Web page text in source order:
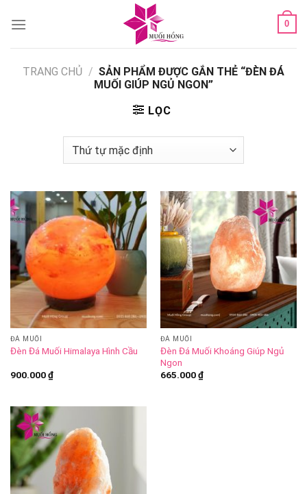
0
TRANG CHỦ / SẢN PHẨM ĐƯỢC GẮN THẺ “ĐÈN ĐÁ
MUỐI GIÚP NGỦ NGON”
LỌC
ĐÁ MUỐI
Đèn Đá Muối Himalaya Hình Cầu
900.000₫
ĐÁ MUỐI
Đèn Đá Muối Khoáng Giúp Ngủ
Ngon
665.000₫